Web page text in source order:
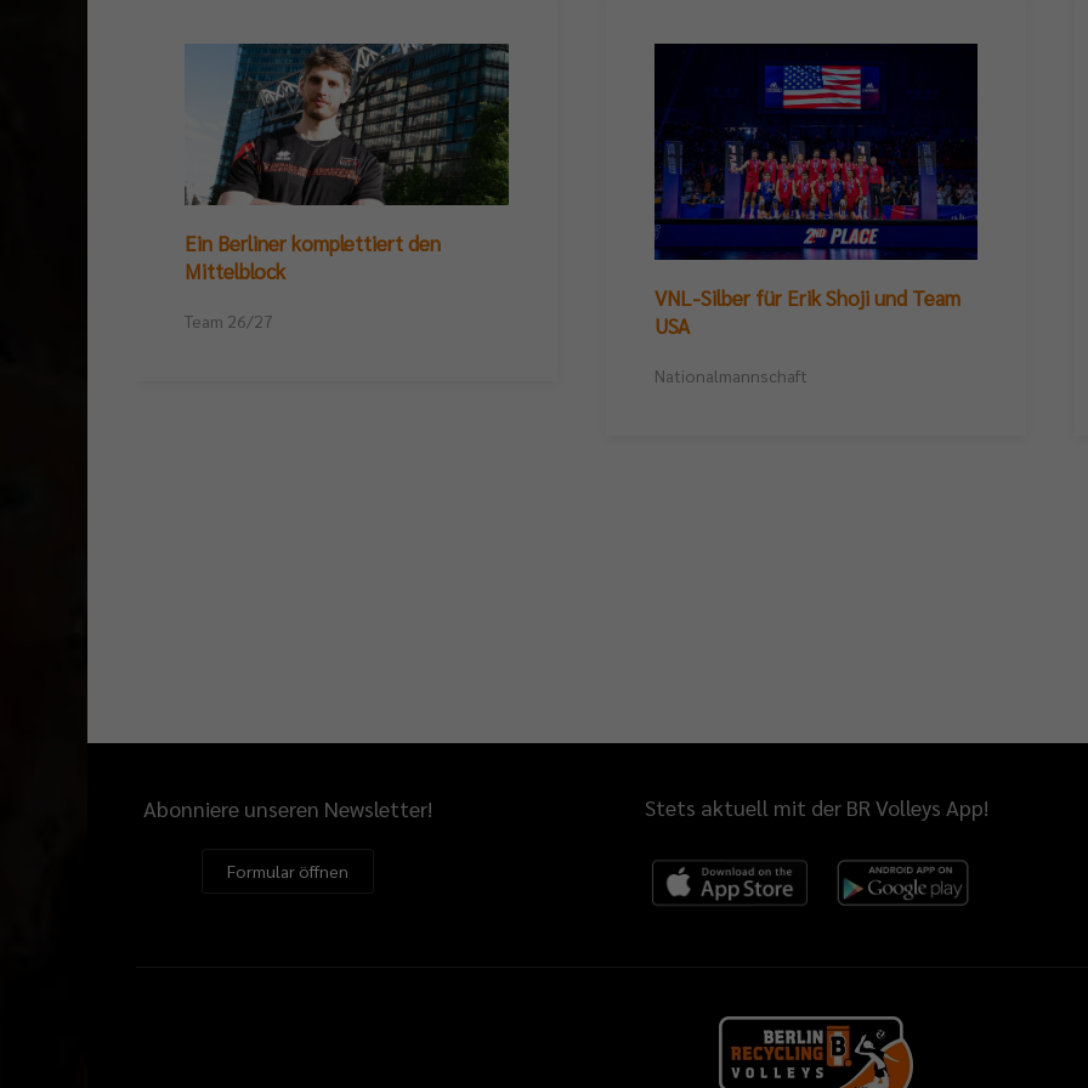
Ein Berliner komplettiert den
Mittelblock
Team 26/27
VNL-Silber für Erik Shoji und Team
USA
Nationalmannschaft
Abonniere unseren Newsletter!
Formular öffnen
Stets aktuell mit der BR Volleys App!